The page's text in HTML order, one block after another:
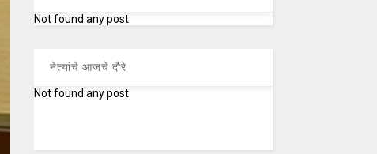
Not found any post
नेत्यांचे आजचे दौरे
Not found any post